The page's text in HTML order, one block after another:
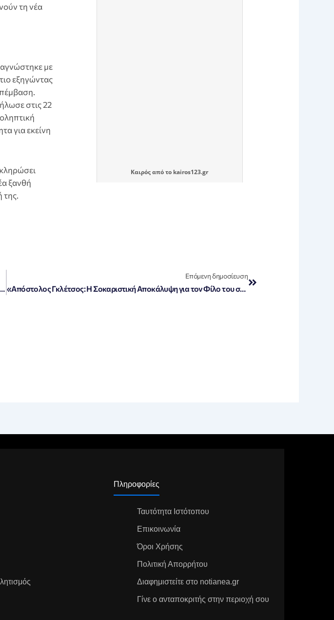
τη νέα
με
εξηγώντας
στις 22
για εκείνη
ξανθή
της.
Καιρόςαπό το kairos123.gr
Κικίλια λόγω των τουρκικών αλιευτικών»
Επόμενη δημοσίευση
«Απόστολος Γκλέτσος: Η Σοκαριστική Αποκάλυψη για τον Φίλο του στη Μαφία της Κρήτης»
Πληροφορίες
Ταυτότητα Ιστότοπου
Επικοινωνία
Όροι Χρήσης
Πολιτική Απορρήτου
Διαφημιστείτε στο notianea.gr
Γίνε ο ανταποκριτής στην περιοχή σου